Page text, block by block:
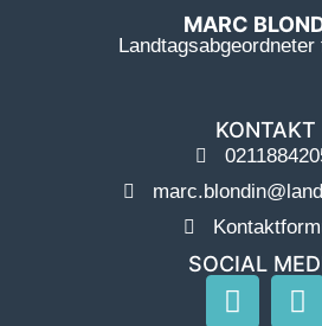
MARC
KONTAKT
SOCIAL